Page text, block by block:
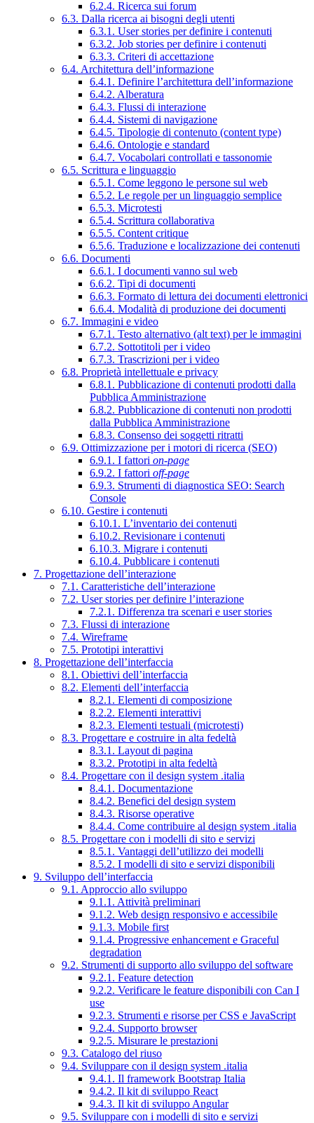
6.2.4. Ricerca sui forum
6.3. Dalla ricerca ai bisogni degli utenti
6.3.1. User stories per definire i contenuti
6.3.2. Job stories per definire i contenuti
6.3.3. Criteri di accettazione
6.4. Architettura dell’informazione
6.4.1. Definire l’architettura dell’informazione
6.4.2. Alberatura
6.4.3. Flussi di interazione
6.4.4. Sistemi di navigazione
6.4.5. Tipologie di contenuto (content type)
6.4.6. Ontologie e standard
6.4.7. Vocabolari controllati e tassonomie
6.5. Scrittura e linguaggio
6.5.1. Come leggono le persone sul web
6.5.2. Le regole per un linguaggio semplice
6.5.3. Microtesti
6.5.4. Scrittura collaborativa
6.5.5. Content critique
6.5.6. Traduzione e localizzazione dei contenuti
6.6. Documenti
6.6.1. I documenti vanno sul web
6.6.2. Tipi di documenti
6.6.3. Formato di lettura dei documenti elettronici
6.6.4. Modalità di produzione dei documenti
6.7. Immagini e video
6.7.1. Testo alternativo (alt text) per le immagini
6.7.2. Sottotitoli per i video
6.7.3. Trascrizioni per i video
6.8. Proprietà intellettuale e privacy
6.8.1. Pubblicazione di contenuti prodotti dalla
Pubblica Amministrazione
6.8.2. Pubblicazione di contenuti non prodotti
dalla Pubblica Amministrazione
6.8.3. Consenso dei soggetti ritratti
6.9. Ottimizzazione per i motori di ricerca (SEO)
6.9.1. I fattori on-page
6.9.2. I fattori off-page
6.9.3. Strumenti di diagnostica SEO: Search
Console
6.10. Gestire i contenuti
6.10.1. L’inventario dei contenuti
6.10.2. Revisionare i contenuti
6.10.3. Migrare i contenuti
6.10.4. Pubblicare i contenuti
7. Progettazione dell’interazione
7.1. Caratteristiche dell’interazione
7.2. User stories per definire l’interazione
7.2.1. Differenza tra scenari e user stories
7.3. Flussi di interazione
7.4. Wireframe
7.5. Prototipi interattivi
8. Progettazione dell’interfaccia
8.1. Obiettivi dell’interfaccia
8.2. Elementi dell’interfaccia
8.2.1. Elementi di composizione
8.2.2. Elementi interattivi
8.2.3. Elementi testuali (microtesti)
8.3. Progettare e costruire in alta fedeltà
8.3.1. Layout di pagina
8.3.2. Prototipi in alta fedeltà
8.4. Progettare con il design system .italia
8.4.1. Documentazione
8.4.2. Benefici del design system
8.4.3. Risorse operative
8.4.4. Come contribuire al design system .italia
8.5. Progettare con i modelli di sito e servizi
8.5.1. Vantaggi dell’utilizzo dei modelli
8.5.2. I modelli di sito e servizi disponibili
9. Sviluppo dell’interfaccia
9.1. Approccio allo sviluppo
9.1.1. Attività preliminari
9.1.2. Web design responsivo e accessibile
9.1.3. Mobile first
9.1.4. Progressive enhancement e Graceful
degradation
9.2. Strumenti di supporto allo sviluppo del software
9.2.1. Feature detection
9.2.2. Verificare le feature disponibili con Can I
use
9.2.3. Strumenti e risorse per CSS e JavaScript
9.2.4. Supporto browser
9.2.5. Misurare le prestazioni
9.3. Catalogo del riuso
9.4. Sviluppare con il design system .italia
9.4.1. Il framework Bootstrap Italia
9.4.2. Il kit di sviluppo React
9.4.3. Il kit di sviluppo Angular
9.5. Sviluppare con i modelli di sito e servizi